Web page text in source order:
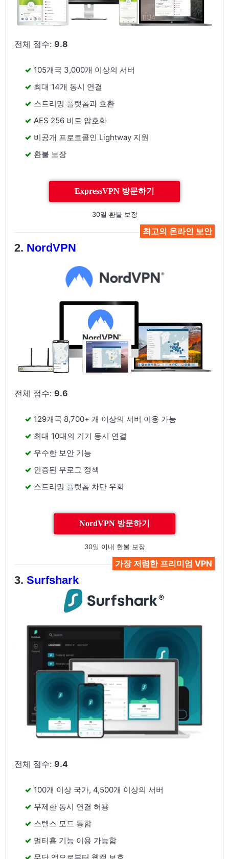
전체 점수:9.8
105개국 3,000개 이상의 서버
최대 14개 동시 연결
스트리밍 플랫폼과 호환
AES 256 비트 암호화
비공개 프로토콜인 Lightway 지원
환불 보장
ExpressVPN 방문하기
30일 환불 보장
최고의 온라인 보안
NordVPN
전체 점수:9.6
129개국 8,700+ 개 이상의 서버 이용 가능
최대 10대의 기기 동시 연결
우수한 보안 기능
인증된 무로그 정책
스트리밍 플랫폼 차단 우회
NordVPN 방문하기
30일 이내 환불 보장
가장 저렴한 프리미엄 VPN
Surfshark
전체 점수:9.4
100개 이상 국가, 4,500개 이상의 서버
무제한 동시 연결 허용
스텔스 모드 통합
멀티홉 기능 이용 가능함
무단 앱으로부터 웹캠 보호